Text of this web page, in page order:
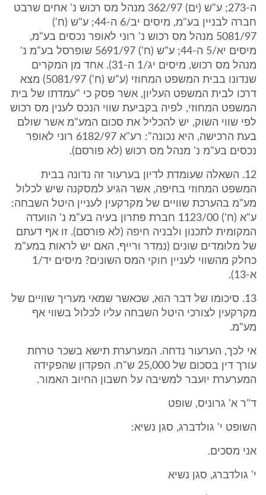
ה-273; ע"ש (ים) 362/97 מנהל מס רכוש נ' אחים שרבט
חברה לבניין בע"מ, מיסים יב/6 ה-44; ע"ש (ח')
5081/97 מנהל מס רכוש נ' רוני לאופר נכסים בע"מ,
מיסים יא/5 ה-44; ע"ש (ח') 5691/97 שופרסל בע"מ נ'
מנהל מס רכוש, מיסים יג/1 ה-31). אחד מן המקרים
שנדונו בבית המשפט המחוזי (ע"ש (ח') 5081/97) מצא
דרכו לבית המשפט העליון, אשר פסק כי "עמדתו של בית
המשפט המחוזי, לפיה בקביעת שווי הנכס לענין מס רכוש
לפי שווי השוק, יש להכליל את סכום המע"מ אשר שולם
בעת הרכישה, היא נכונה": רע"א 6182/97 רוני לאופר
נכסים בע"מ נ' מנהל מס רכוש (לא פורסם).
12. השאלה שעומדת לדיון בערעור זה נדונה בבית
המשפט המחוזי בחיפה, אשר הגיע למסקנה שיש לכלול
מע"מ בהערכת שוויים של מקרקעין לעניין היטל השבחה:
ע"א (ח') 1123/00 חברת פתרון בעיה בע"מ נ' הוועדה
המקומית לתכנון ולבניה חיפה (לא פורסם). זו אף דעתם
של מלומדים שונים (נמדר ורייף, האם יש לראות במע"מ
כחלק מהשווי לעניין חוקי המס השונים? מיסים יד/1
א-13).
13. סיכומו של דבר הוא, שכאשר שמאי מעריך שוויים של
מקרקעין לצורכי היטל השבחה עליו לכלול בשווי אף
מע"מ.
אי לכך, הערעור נדחה. המערערת תישא בשכר טרחת
עורך דין בסכום של 25,000 ש"ח. הפקדון שהפקידה
המערערת יועבר למשיבה על חשבון החיוב האמור.
ד"ר א' גרוניס, שופט
השופט י' גולדברג, סגן נשיא:
אני מסכים.
י' גולדברג, סגן נשיא